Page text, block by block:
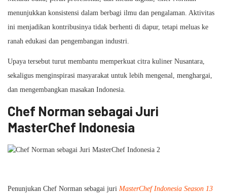
menunjukkan konsistensi dalam berbagi ilmu dan pengalaman. Aktivitas
ini menjadikan kontribusinya tidak berhenti di dapur, tetapi meluas ke
ranah edukasi dan pengembangan industri.
Upaya tersebut turut membantu memperkuat citra kuliner Nusantara,
sekaligus menginspirasi masyarakat untuk lebih mengenal, menghargai,
dan mengembangkan masakan Indonesia.
Chef Norman sebagai Juri
MasterChef Indonesia
Penunjukan Chef Norman sebagai juri MasterChef Indonesia Season 13